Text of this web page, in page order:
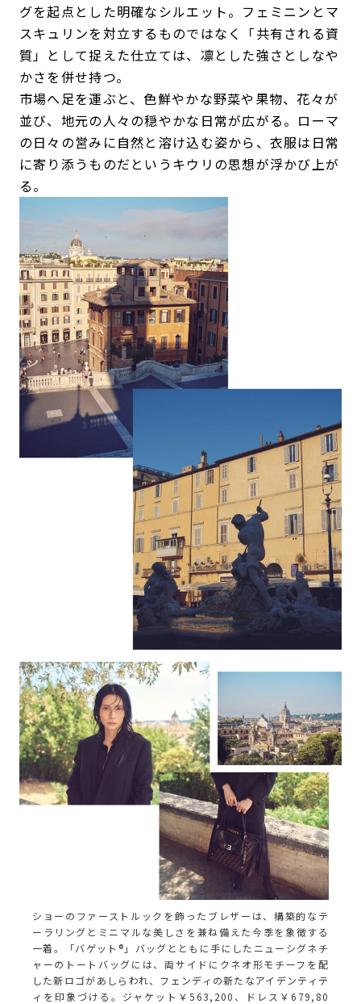
グを起点とした明確なシルエット。フェミニンとマ
スキュリンを対立するものではなく「共有される資
質」として捉えた仕立ては、凛とした強さとしなや
かさを併せ持つ。
市場へ足を運ぶと、色鮮やかな野菜や果物、花々が
並び、地元の人々の穏やかな日常が広がる。ローマ
の日々の営みに自然と溶け込む姿から、衣服は日常
に寄り添うものだというキウリの思想が浮かび上が
る。
ショーのファーストルックを飾ったブレザーは、構築的なテ
ーラリングとミニマルな美しさを兼ね備えた今季を象徴する
一着。「バゲット®」バッグとともに手にしたニューシグネチ
ャーのトートバッグには、両サイドにクネオ形モチーフを配
した新ロゴがあしらわれ、フェンディの新たなアイデンティテ
ィを印象づける。ジャケット￥563,200、ドレス￥679,80